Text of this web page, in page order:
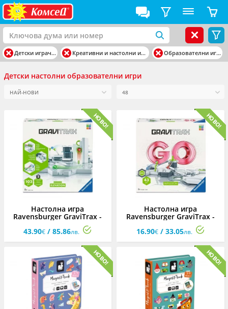
Детски играчки Креативни и настолни игри Образователни игри
Детски настолни образователни игри
Настолна игра
Ravensburger GraviTrax -
Стартов комплект:
Elevation
43.90€ / 85.86лв.
Настолна игра
Ravensburger GraviTrax -
Стартов комплект: GO
Impulsion
16.90€/ 33.05лв.